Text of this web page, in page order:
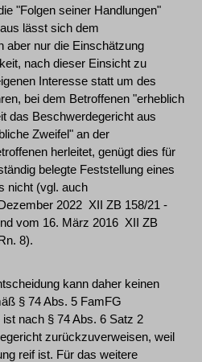
"Folgen seiner Handlungen"
lässt sich dem
aber nur die Einschätzung
nach dieser Einsicht zu
Interesse statt um des
bei dem Betroffenen "erheblich
das Beschwerdegericht aus
Zweifel" an der
herleitet, genügt dies für
belegte Feststellung eines
nicht (vgl. auch
2022 ­ XII ZB 158/21
vom 16. März 2016 ­ XII ZB
8).
kann daher keinen
§ 74 Abs. 5 FamFG
nach § 74 Abs. 6 Satz 2
zurückzuverweisen, weil
reif ist. Für das weitere